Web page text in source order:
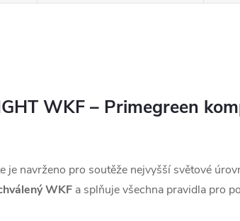
WKF – Primegreen
navrženo pro soutěže nejvyšší světové
WKF a splňuje všechna pravidla pro